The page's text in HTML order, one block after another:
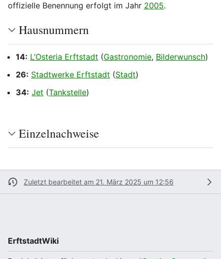
offizielle Benennung erfolgt im Jahr 2005.
Hausnummern
14: L’Osteria Erftstadt (Gastronomie, Bilderwunsch)
26: Stadtwerke Erftstadt (Stadt)
34: Jet (Tankstelle)
Einzelnachweise
Zuletzt bearbeitet am 21. März 2025 um 12:56
ErftstadtWiki